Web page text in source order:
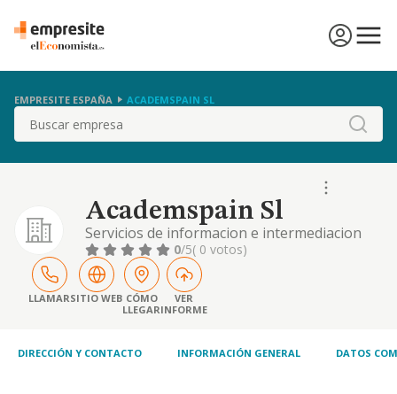
EMPRESITE ESPAÑA ACADEMSPAIN SL
Buscar
Academspain Sl
Servicios de informacion e intermediacion
para la contratacion de toda clase de cursos
y programas educativos en espana por
parte de ciudadanos extranjeros, facilitando
los tramites y asesoramiento sobre
soluciones. serv
0/5( 0 votos)
LLAMARSITIO WEB CÓMO
LLEGAR
VER
INFORME
DIRECCIÓN Y CONTACTO INFORMACIÓN GENERAL DATOS